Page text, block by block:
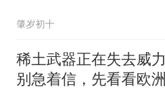
肇岁初十
稀土武器正在失去威
别急着信，先看看欧